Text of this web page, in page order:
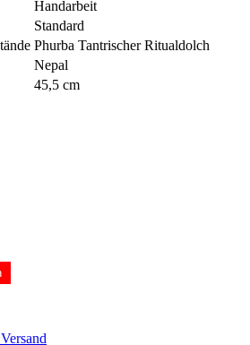
Handarbeit
Standard
Phurba Tantrischer Ritualdolch
Nepal
45,5 cm